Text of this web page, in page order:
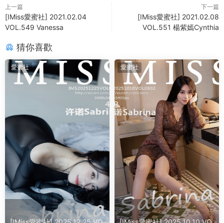
上一篇
[IMiss愛蜜社] 2021.02.04
VOL.549 Vanessa
下一篇
[IMiss愛蜜社] 2021.02.08
VOL.551 楊紫嫣Cynthia
猜你喜歡
愛蜜社 愛蜜社